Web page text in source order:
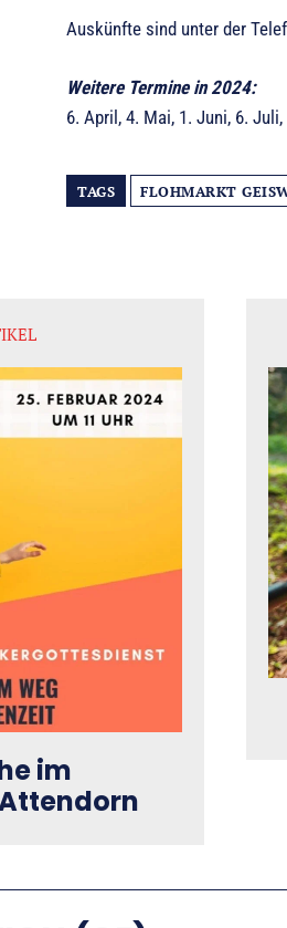
Auskünfte sind unter der
Weitere Termine in 2024:
6. April, 4. Mai, 1. Juni, 6.
TAGS FLOHMARKT
im